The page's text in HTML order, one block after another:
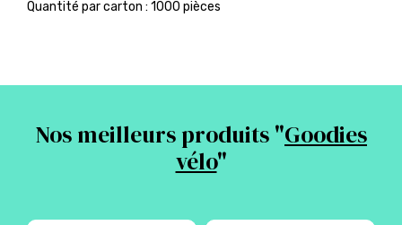
Quantité par carton : 1000 pièces
Nos meilleurs produits "Goodies
vélo"